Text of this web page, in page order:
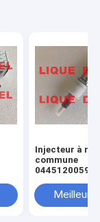
Injecteur à
commune
0445120059
120 059 0 445
231 pour
Meilleur